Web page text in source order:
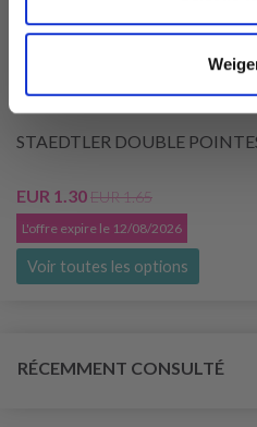
STAEDTLER DOUBLE
EUR 1.30EUR 1.65
L'offre expire le 12/08/2026
Voir toutes les options
RÉCEMMENT CONSULTÉ